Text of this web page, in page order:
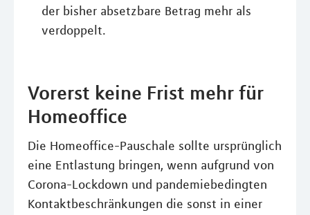
der bisher absetzbare Betrag mehr als
verdoppelt.
Vorerst keine Frist mehr für
Homeoffice
Die Homeoffice-Pauschale sollte ursprünglich
eine Entlastung bringen, wenn aufgrund von
Corona-Lockdown und pandemiebedingten
Kontaktbeschränkungen die sonst in einer